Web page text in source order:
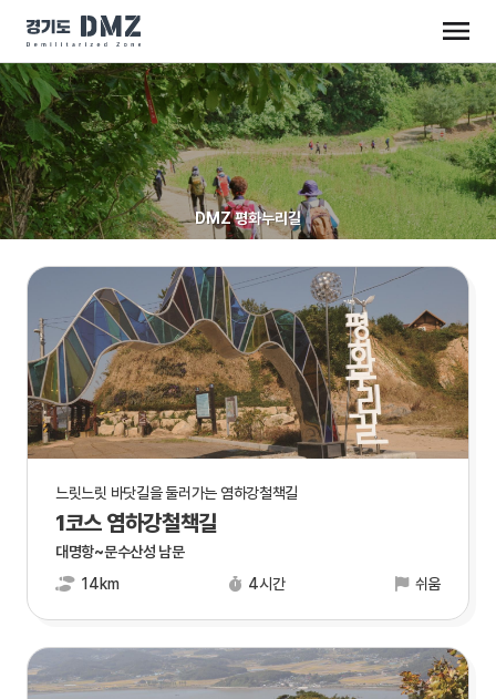
DMZ 평화누리길
느릿느릿 바닷길을 둘러가는 염하강철책길
1코스 염하강철책길
대명항~문수산성 남문
14km
4시간 쉬움